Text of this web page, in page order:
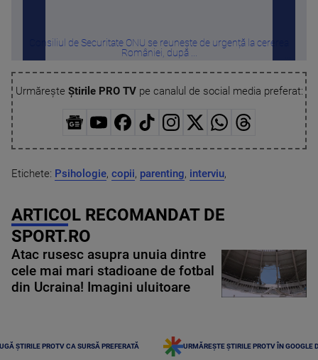
Consiliul de Securitate ONU se reunește de urgență la cererea
României, după ...
Urmărește Știrile PRO TVpe canalul de social media preferat:
Etichete: Psihologie, copii, parenting, interviu,
ARTICOL RECOMANDAT DE
SPORT.RO
Atac rusesc asupra unuia dintre
cele mai mari stadioane de fotbal
din Ucraina! Imagini uluitoare
ȘTIRILE PROTV CA SURSĂ PREFERATĂ URMĂREȘTE ȘTIRILE PROTV ÎN GOOGLE